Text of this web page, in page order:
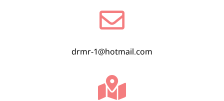
drmr-1@hotmail.com